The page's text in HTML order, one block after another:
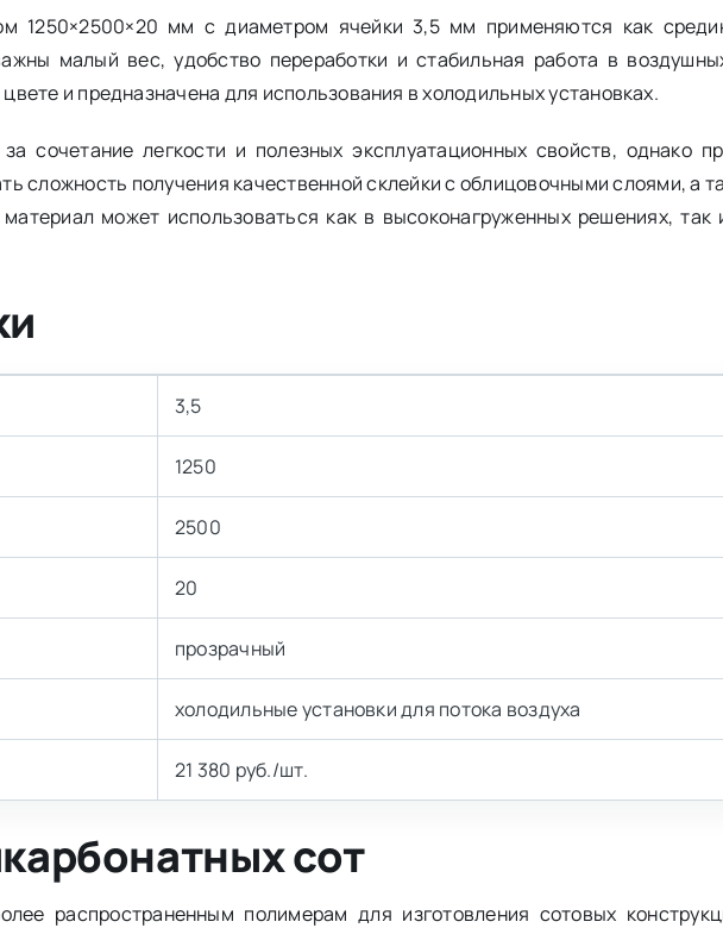
1250×2500×20 мм с диаметром ячейки 3,5 мм применяются как
малый вес, удобство переработки и стабильная работа в
и предназначена для использования в холодильных установках.
сочетание легкости и полезных эксплуатационных свойств, однако
сложность получения качественной склейки с облицовочными слоями, а
может использоваться как в высоконагруженных решениях, так
3,5
1250
2500
20
прозрачный
холодильные установки для потока воздуха
21 380 руб./шт.
сот
распространенным полимерам для изготовления сотовых